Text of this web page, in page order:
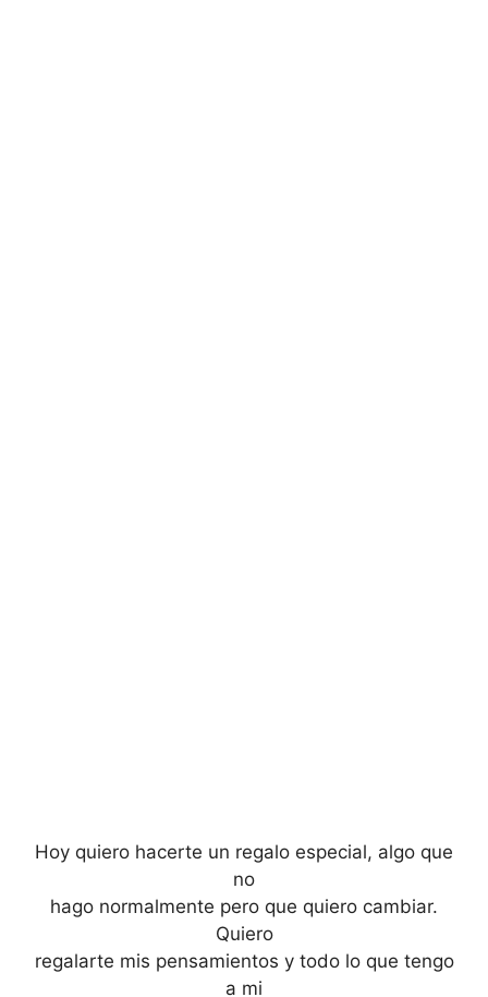
Hoy quiero hacerte un regalo especial, algo que
no
hago normalmente pero que quiero cambiar.
Quiero
regalarte mis pensamientos y todo lo que tengo
a mi